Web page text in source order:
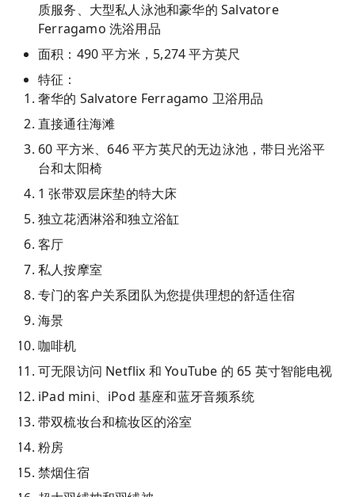
质服务、大型私人泳池和豪华的 Salvatore
Ferragamo 洗浴用品
面积：490 平方米，5,274 平方英尺
特征：
奢华的 Salvatore Ferragamo 卫浴用品
直接通往海滩
60 平方米、646 平方英尺的无边泳池，带日光浴平
台和太阳椅
1 张带双层床垫的特大床
独立花洒淋浴和独立浴缸
客厅
私人按摩室
专门的客户关系团队为您提供理想的舒适住宿
海景
咖啡机
可无限访问 Netflix 和 YouTube 的 65 英寸智能电视
iPad mini、iPod 基座和蓝牙音频系统
带双梳妆台和梳妆区的浴室
粉房
禁烟住宿